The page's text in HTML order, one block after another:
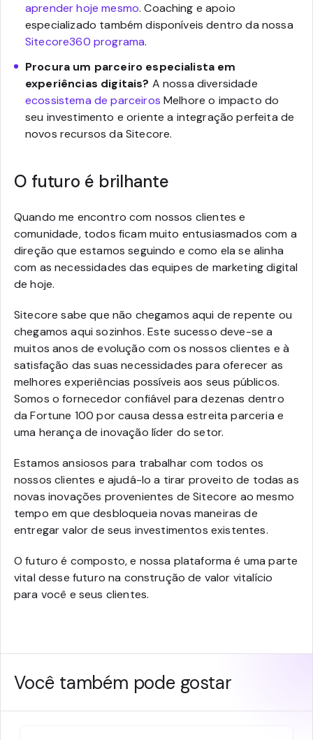
aprender hoje mesmo. Coaching e apoio
especializado também disponíveis dentro da nossa
Sitecore360 programa.
Procura um parceiro especialista em
experiências digitais? A nossa diversidade
ecossistema de parceiros Melhore o impacto do
seu investimento e oriente a integração perfeita de
novos recursos da Sitecore.
O futuro é brilhante
Quando me encontro com nossos clientes e
comunidade, todos ficam muito entusiasmados com a
direção que estamos seguindo e como ela se alinha
com as necessidades das equipes de marketing digital
de hoje.
Sitecore sabe que não chegamos aqui de repente ou
chegamos aqui sozinhos. Este sucesso deve-se a
muitos anos de evolução com os nossos clientes e à
satisfação das suas necessidades para oferecer as
melhores experiências possíveis aos seus públicos.
Somos o fornecedor confiável para dezenas dentro
da Fortune 100 por causa dessa estreita parceria e
uma herança de inovação líder do setor.
Estamos ansiosos para trabalhar com todos os
nossos clientes e ajudá-lo a tirar proveito de todas as
novas inovações provenientes de Sitecore ao mesmo
tempo em que desbloqueia novas maneiras de
entregar valor de seus investimentos existentes.
O futuro é composto, e nossa plataforma é uma parte
vital desse futuro na construção de valor vitalício
para você e seus clientes.
Você também pode gostar